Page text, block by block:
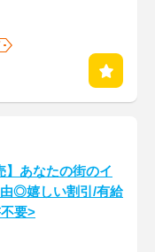
】あなたの街のイ
◎嬉しい割引/有給
要>